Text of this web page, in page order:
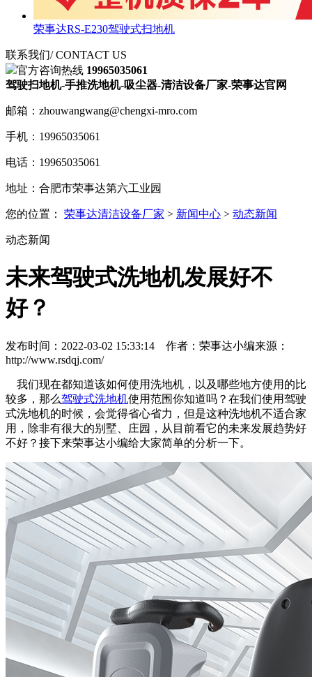
荣事达RS-E230驾驶式扫地机
联系我们/ CONTACT US
官方咨询热线 19965035061
驾驶扫地机-手推洗地机-吸尘器-清洁设备厂家-荣事达官网
邮箱：zhouwangwang@chengxi-mro.com
手机：19965035061
电话：19965035061
地址：合肥市荣事达第六工业园
您的位置： 荣事达清洁设备厂家 > 新闻中心 > 动态新闻
动态新闻
未来驾驶式洗地机发展好不
好？
发布时间：2022-03-02 15:33:14 作者：荣事达小编来源：
http://www.rsdqj.com/
我们现在都知道该如何使用洗地机，以及哪些地方使用的比
较多，那么驾驶式洗地机使用范围你知道吗？在我们使用驾驶
式洗地机的时候，会觉得省心省力，但是这种洗地机不适合家
用，除非有很大的别墅、庄园，从目前看它的未来发展趋势好
不好？接下来荣事达小编给大家简单的分析一下。